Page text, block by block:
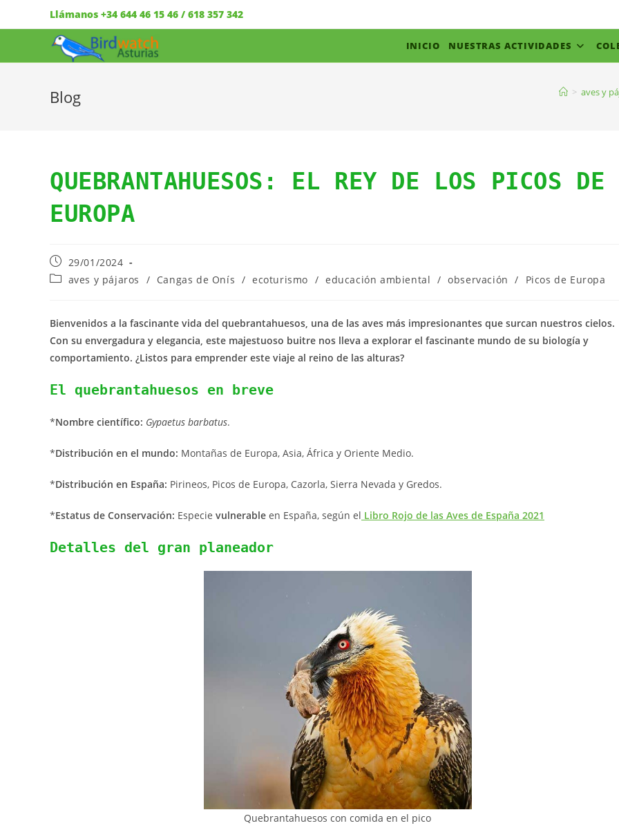
Llámanos +34 644 46 15 46 / 618 357 342
INICIO NUESTRAS ACTIVIDADES
Blog > aves y
QUEBRANTAHUESOS: EL REY DE LOS PICOS DE
EUROPA
29/01/2024
aves y pájaros
/ Cangas de Onís / ecoturismo / educación ambiental / observación / Picos de Europa
Bienvenidos a la fascinante vida del quebrantahuesos, una de las aves más impresionantes que surcan nuestros cielos.
Con su envergadura y elegancia, este majestuoso buitre nos lleva a explorar el fascinante mundo de su biología y
comportamiento. ¿Listos para emprender este viaje al reino de las alturas?
El quebrantahuesos en breve
*Nombre científico: Gypaetus barbatus.
*Distribución en el mundo: Montañas de Europa, Asia, África y Oriente Medio.
*Distribución en España: Pirineos, Picos de Europa, Cazorla, Sierra Nevada y Gredos.
*Estatus de Conservación: Especie vulnerable en España, según el Libro Rojo de las Aves de España 2021
Detalles del gran planeador
Quebrantahuesos con comida en el pico